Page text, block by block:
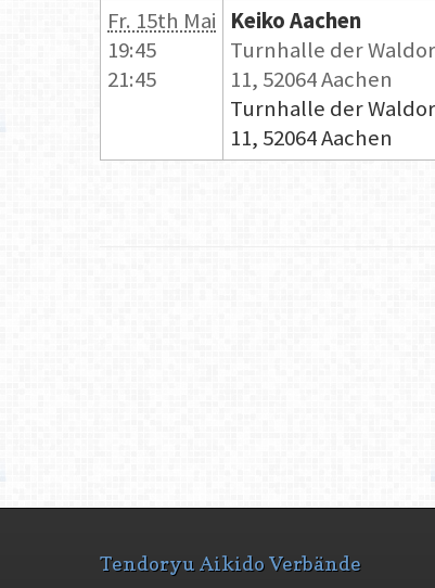
Fr. 15th Mai
19:45
21:45
Keiko Aachen
Turnhalle der
11, 52064 Aachen
Turnhalle der
11, 52064 Aachen
Tendoryu Aikido Verbände